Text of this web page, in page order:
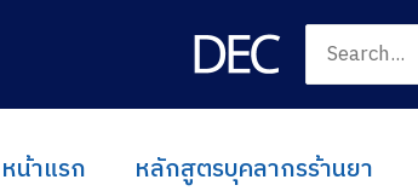
Search
for:
หน้าแรก หลักสูตรบุคลากรร้านยา